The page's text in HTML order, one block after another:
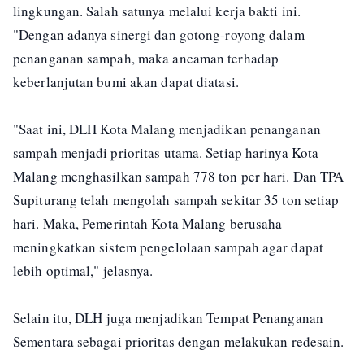
lingkungan. Salah satunya melalui kerja bakti ini.
"Dengan adanya sinergi dan gotong-royong dalam
penanganan sampah, maka ancaman terhadap
keberlanjutan bumi akan dapat diatasi.
"Saat ini, DLH Kota Malang menjadikan penanganan
sampah menjadi prioritas utama. Setiap harinya Kota
Malang menghasilkan sampah 778 ton per hari. Dan TPA
Supiturang telah mengolah sampah sekitar 35 ton setiap
hari. Maka, Pemerintah Kota Malang berusaha
meningkatkan sistem pengelolaan sampah agar dapat
lebih optimal," jelasnya.
Selain itu, DLH juga menjadikan Tempat Penanganan
Sementara sebagai prioritas dengan melakukan redesain.